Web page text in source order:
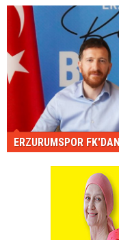
ERZURUMSPOR